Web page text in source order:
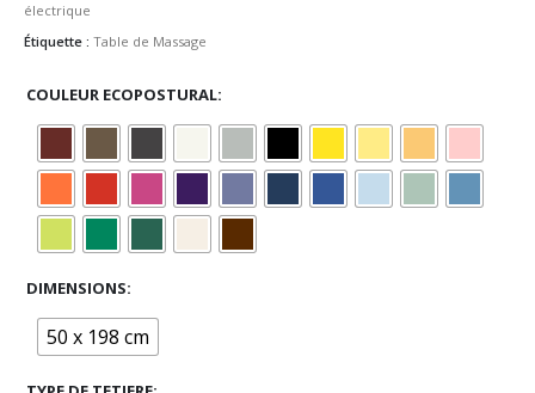
électrique
Étiquette : Table de Massage
COULEUR ECOPOSTURAL
DIMENSIONS
50 x 198 cm